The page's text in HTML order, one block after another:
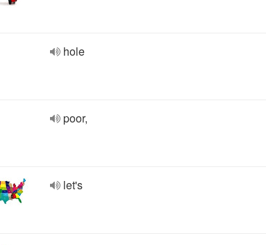
hole
poor,
let's